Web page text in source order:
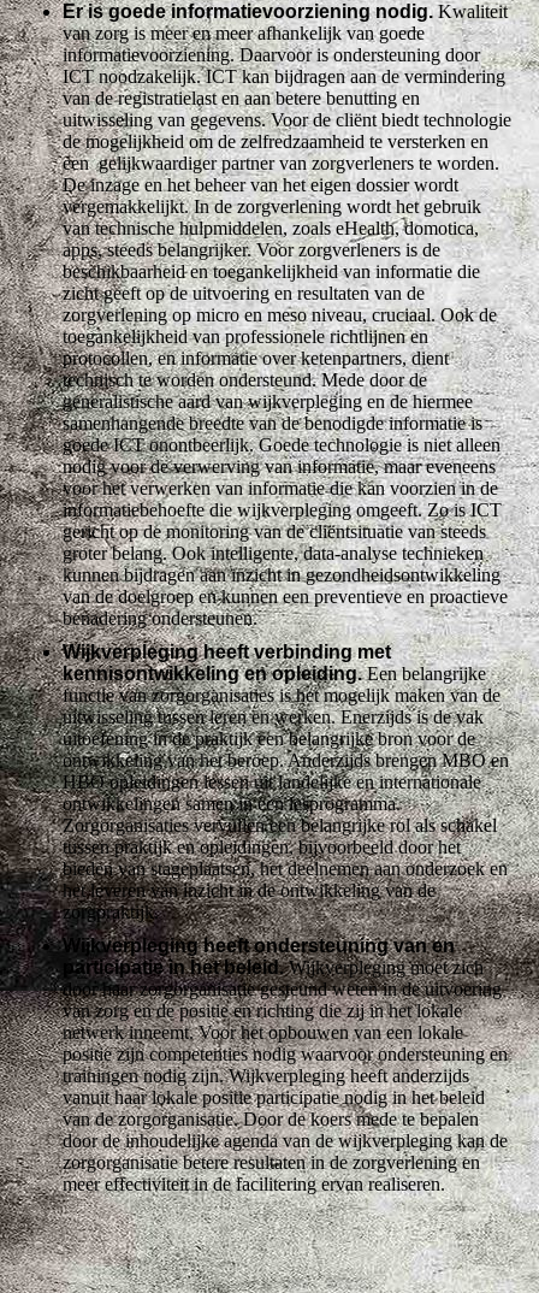
Er is goede informatievoorziening nodig.Kwaliteit
van zorg is meer en meer afhankelijk van goede
informatievoorziening. Daarvoor is ondersteuning door
ICT noodzakelijk. ICT kan bijdragen aan de vermindering
van de registratielast en aan betere benutting en
uitwisseling van gegevens. Voor de cliënt biedt technologie
de mogelijkheid om de zelfredzaamheid te versterken en
een gelijkwaardiger partner van zorgverleners te worden.
De inzage en het beheer van het eigen dossier wordt
vergemakkelijkt. In de zorgverlening wordt het gebruik
van technische hulpmiddelen, zoals eHealth, domotica,
apps, steeds belangrijker. Voor zorgverleners is de
beschikbaarheid en toegankelijkheid van informatie die
zicht geeft op de uitvoering en resultaten van de
zorgverlening op micro en meso niveau, cruciaal. Ook de
toegankelijkheid van professionele richtlijnen en
protocollen, en informatie over ketenpartners, dient
technisch te worden ondersteund. Mede door de
generalistische aard van wijkverpleging en de hiermee
samenhangende breedte van de benodigde informatie is
goede ICT onontbeerlijk. Goede technologie is niet alleen
nodig voor de verwerving van informatie, maar eveneens
voor het verwerken van informatie die kan voorzien in de
informatiebehoefte die wijkverpleging omgeeft. Zo is ICT
gericht op de monitoring van de cliëntsituatie van steeds
groter belang. Ook intelligente, data-analyse technieken
kunnen bijdragen aan inzicht in gezondheidsontwikkeling
van de doelgroep en kunnen een preventieve en proactieve
benadering ondersteunen.
Wijkverpleging heeft verbinding met
kennisontwikkeling en opleiding.Een belangrijke
functie van zorgorganisaties is het mogelijk maken van de
uitwisseling tussen leren en werken. Enerzijds is de vak
uitoefening in de praktijk een belangrijke bron voor de
ontwikkeling van het beroep. Anderzijds brengen MBO en
HBO opleidingen lessen uit landelijke en internationale
ontwikkelingen samen in een lesprogramma.
Zorgorganisaties vervullen een belangrijke rol als schakel
tussen praktijk en opleidingen, bijvoorbeeld door het
bieden van stageplaatsen, het deelnemen aan onderzoek en
het leveren van inzicht in de ontwikkeling van de
zorgpraktijk.
Wijkverpleging heeft ondersteuning van en
participatie in het beleid.Wijkverpleging moet zich
door haar zorgorganisatie gesteund weten in de uitvoering
van zorg en de positie en richting die zij in het lokale
netwerk inneemt. Voor het opbouwen van een lokale
positie zijn competenties nodig waarvoor ondersteuning en
trainingen nodig zijn. Wijkverpleging heeft anderzijds
vanuit haar lokale positie participatie nodig in het beleid
van de zorgorganisatie. Door de koers mede te bepalen
door de inhoudelijke agenda van de wijkverpleging kan de
zorgorganisatie betere resultaten in de zorgverlening en
meer effectiviteit in de facilitering ervan realiseren.